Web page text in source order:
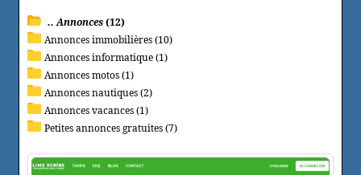
.. Annonces(12)
Annonces immobilières (10)
Annonces informatique (1)
Annonces motos (1)
Annonces nautiques (2)
Annonces vacances (1)
Petites annonces gratuites (7)